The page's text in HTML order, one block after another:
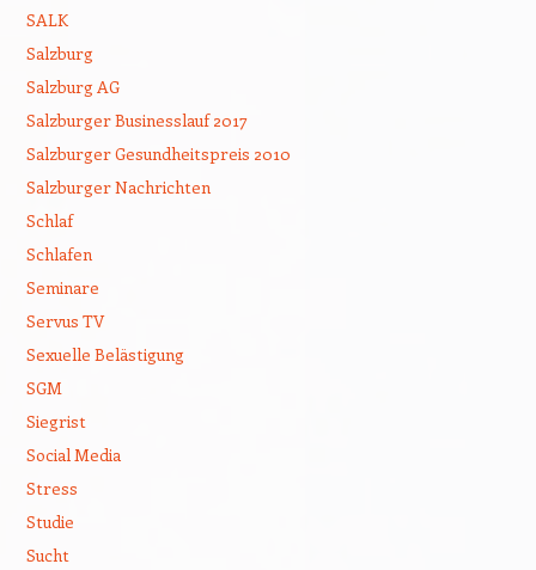
SALK
Salzburg
Salzburg AG
Salzburger Businesslauf 2017
Salzburger Gesundheitspreis 2010
Salzburger Nachrichten
Schlaf
Schlafen
Seminare
Servus TV
Sexuelle Belästigung
SGM
Siegrist
Social Media
Stress
Studie
Sucht